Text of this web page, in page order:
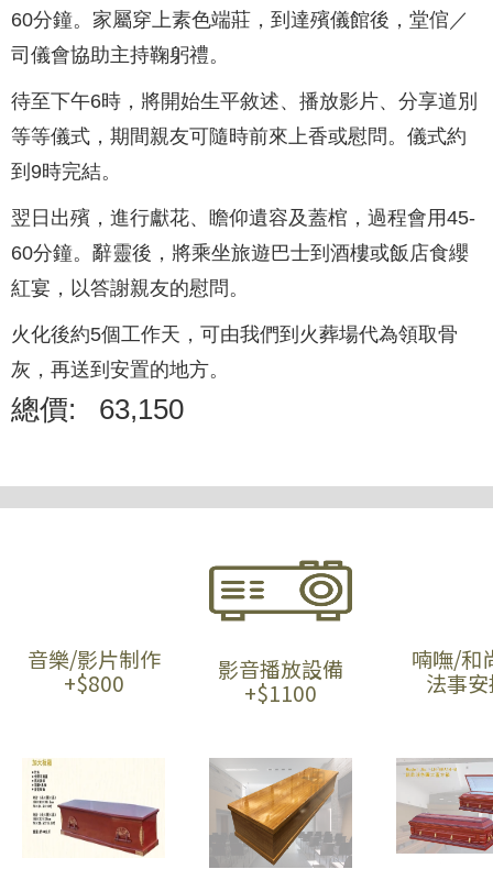
60分鐘。家屬穿上素色端莊，到達殯儀館後，堂倌／
司儀會協助主持鞠躬禮。
待至下午6時，將開始生平敘述、播放影片、分享道別
等等儀式，期間親友可隨時前來上香或慰問。儀式約
到9時完結。
翌日出殯，進行獻花、瞻仰遺容及蓋棺，過程會用45-
60分鐘。辭靈後，將乘坐旅遊巴士到酒樓或飯店食纓
紅宴，以答謝親友的慰問。
火化後約5個工作天，可由我們到火葬場代為領取骨
灰，再送到安置的地方。
總價: 63,150
音樂/影片制作
+$800
影音播放設備
+$1100
喃嘸/和
法事